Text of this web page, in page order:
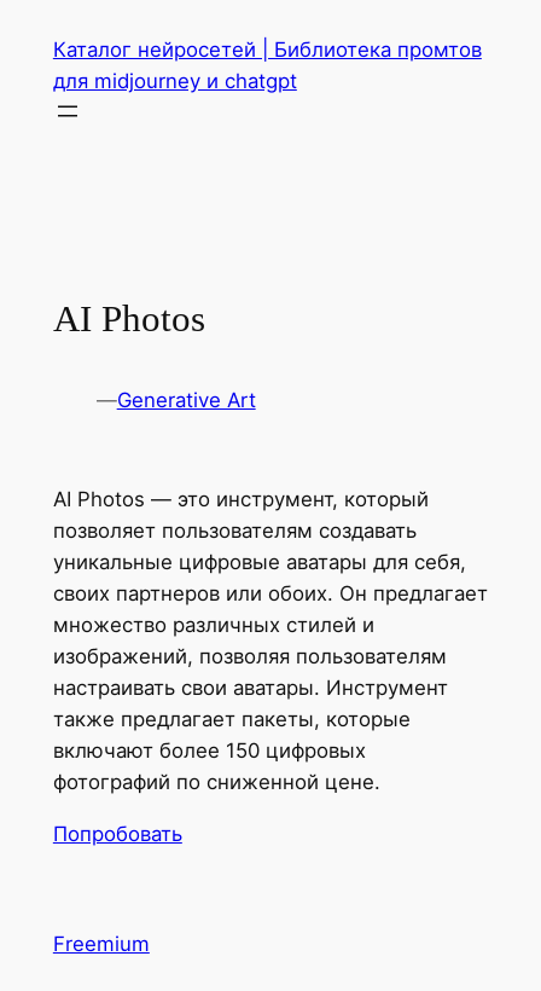
содержимому
Каталог нейросетей | Библиотека промтов
для midjourney и chatgpt
AI Photos
—Generative Art
AI Photos — это инструмент, который
позволяет пользователям создавать
уникальные цифровые аватары для себя,
своих партнеров или обоих. Он предлагает
множество различных стилей и
изображений, позволяя пользователям
настраивать свои аватары. Инструмент
также предлагает пакеты, которые
включают более 150 цифровых
фотографий по сниженной цене.
Попробовать
Freemium